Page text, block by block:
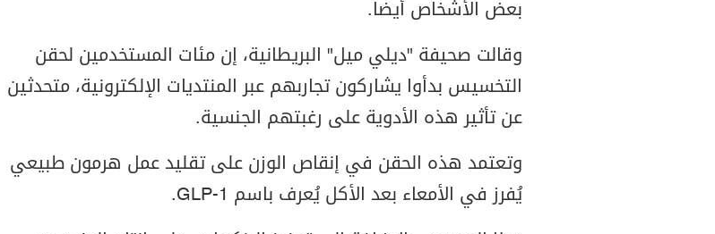
بعض الأشخاص أيضا.
وقالت صحيفة "ديلي ميل" البريطانية، إن مئات المستخدمين لحقن
التخسيس بدأوا يشاركون تجاربهم عبر المنتديات الإلكترونية، متحدثين
عن تأثير هذه الأدوية على رغبتهم الجنسية.
وتعتمد هذه الحقن في إنقاص الوزن على تقليد عمل هرمون طبيعي
يُفرز في الأمعاء بعد الأكل يُعرف باسم GLP-1.